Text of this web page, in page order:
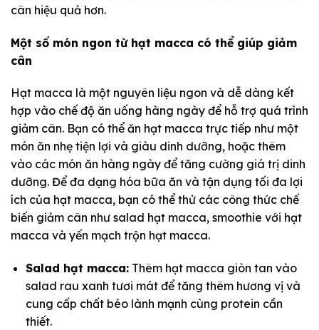
cân hiệu quả hơn.
Một số món ngon từ hạt macca có thể giúp giảm
cân
Hạt macca là một nguyên liệu ngon và dễ dàng kết
hợp vào chế độ ăn uống hàng ngày để hỗ trợ quá trình
giảm cân. Bạn có thể ăn hạt macca trực tiếp như một
món ăn nhẹ tiện lợi và giàu dinh dưỡng, hoặc thêm
vào các món ăn hàng ngày để tăng cường giá trị dinh
dưỡng. Để đa dạng hóa bữa ăn và tận dụng tối đa lợi
ích của hạt macca, bạn có thể thử các công thức chế
biến giảm cân như salad hạt macca, smoothie với hạt
macca và yến mạch trộn hạt macca.
Salad hạt macca:Thêm hạt macca giòn tan vào
salad rau xanh tươi mát để tăng thêm hương vị và
cung cấp chất béo lành mạnh cùng protein cần
thiết.